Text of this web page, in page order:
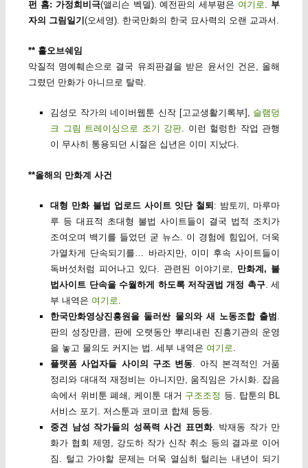
펀 홈: 가정희비극(앨리슨 벡델). 예전판의 세부평은 여기로. 부
자의 그림일기 (오세영). 한국만화의 한국 묘사력의 오랜 교과서.
** 홀오브쉐임
악질적 명예훼손으로 결국 유죄판결을 받은 윤서인 건은, 올해
그렸던 만화가 아니므로 탈락.
김성모 작가의 네이버웹툰 신작 [고교생활기록부], 슬램덩
크 그림 트레이싱으로 조기 강판. 이런 헐렁한 작업 관행
이 무사히 통용되던 시절은 십년은 이미 지났다.
**올해의 만화계 사건
대형 만화 불법 업로드 사이트 잇단 철퇴: 밤토끼, 마루마
루 등 대표적 초대형 불법 사이트들이 결국 법적 조치가
조여오며 백기를 들었던 굳 뉴스. 이 경험에 힘입어, 더욱
가열차게 단속되기를… 바라지만, 이미 후속 사이트들이
독버섯처럼 피어나고 있다. 관련된 이야기로, 만화계, 불
법사이트 단속을 수월하게 하도록 저작권법 개정 촉구. 세
부 내역은 여기로
한국만화영상진흥원을 둘러싼 물의와 새 노동조합 출범
판의 성장만큼, 판에 오랫동안 뿌리내린 진흥기관의 운영
을 놓고 물의도 커지는 법. 세부 내역은 여기로
플랫폼 사업자들 사이의 구조 변동 . 아직 본격적인 거품
정리와 대대적 재정비는 아니지만, 움직임은 가시화. 잡음
속에서 위비툰 폐쇄, 케이툰 대거 구조조정 등. 탑툰의 BL
서비스 포기. 저스툰과 코미코 합체 등등.
중견 남성 작가들의 성폭력 사건 표면화. 박재동 작가 만
화가 협회 제명, 강도하 작가 신작 취소 등의 결과로 이어
짐. 털고 가야할 문제는 더욱 열심히 털리는 내년이 되기